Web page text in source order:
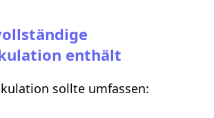
enthält
sollte umfassen: